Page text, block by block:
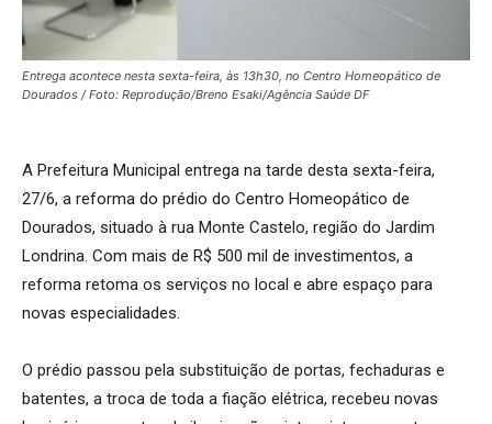
Entrega acontece nesta sexta-feira, às 13h30, no Centro Homeopático de
Dourados / Foto: Reprodução/Breno Esaki/Agência Saúde DF
A Prefeitura Municipal entrega na tarde desta sexta-feira,
27/6, a reforma do prédio do Centro Homeopático de
Dourados, situado à rua Monte Castelo, região do Jardim
Londrina. Com mais de R$ 500 mil de investimentos, a
reforma retoma os serviços no local e abre espaço para
novas especialidades.
O prédio passou pela substituição de portas, fechaduras e
batentes, a troca de toda a fiação elétrica, recebeu novas